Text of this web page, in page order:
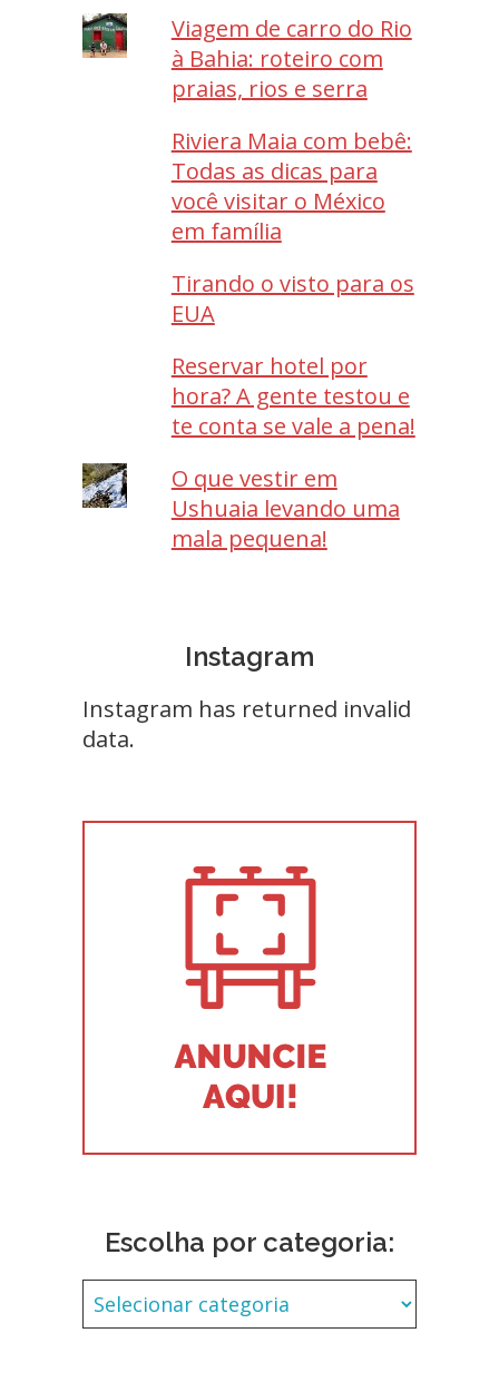
Viagem de carro do Rio
à Bahia: roteiro com
praias, rios e serra
Riviera Maia com bebê:
Todas as dicas para
você visitar o México
em família
Tirando o visto para os
EUA
Reservar hotel por
hora? A gente testou e
te conta se vale a pena!
O que vestir em
Ushuaia levando uma
mala pequena!
Instagram
Instagram has returned invalid
data.
Escolha por categoria: